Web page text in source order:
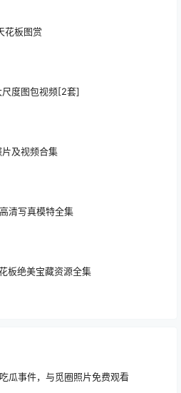
花板图赏
度图包视频[2套]
及视频合集
清写真模特全集
板绝美宝藏资源全集
瓜事件，与觅圈照片免费观看